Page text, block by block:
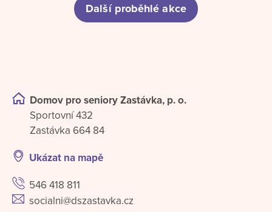
Další proběhlé akce
Domov pro seniory Zastávka, p. o.
Sportovní 432
Zastávka 664 84
Ukázat na mapě
546 418 811
socialni@dszastavka.cz